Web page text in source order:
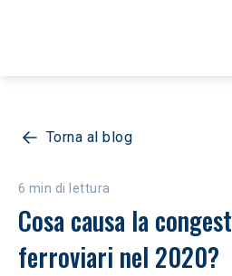
Torna al blog
6 min di lettura
Cosa causa la
ferroviari nel 2020?